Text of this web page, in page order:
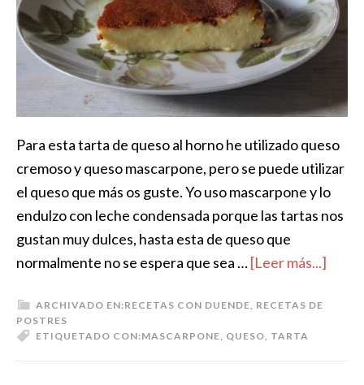
Para esta tarta de queso al horno he utilizado queso
cremoso y queso mascarpone, pero se puede utilizar
el queso que más os guste. Yo uso mascarpone y lo
endulzo con leche condensada porque las tartas nos
gustan muy dulces, hasta esta de queso que
normalmente no se espera que sea …[Leer más...]
ARCHIVADO EN:RECETAS CON DUENDE RECETAS DE
POSTRES
ETIQUETADO CON:MASCARPONE QUESO TARTA